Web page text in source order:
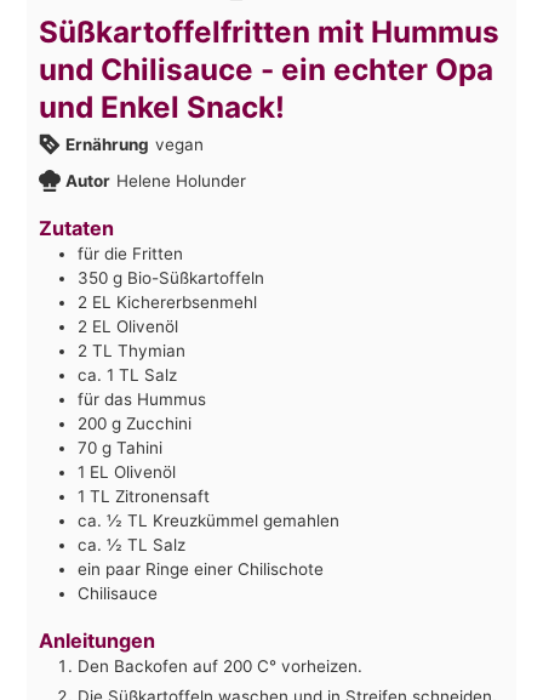
Süßkartoffelfritten mit Hummus
und Chilisauce - ein echter Opa
und Enkel Snack!
Ernährung vegan
Autor Helene Holunder
Zutaten
für die Fritten
350 g Bio-Süßkartoffeln
2 EL Kichererbsenmehl
2 EL Olivenöl
2 TL Thymian
ca. 1 TL Salz
für das Hummus
200 g Zucchini
70 g Tahini
1 EL Olivenöl
1 TL Zitronensaft
ca. ½ TL Kreuzkümmel gemahlen
ca. ½ TL Salz
ein paar Ringe einer Chilischote
Chilisauce
Anleitungen
Den Backofen auf 200 C° vorheizen.